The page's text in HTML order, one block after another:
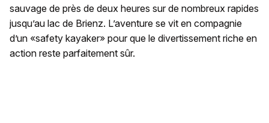
sauvage de près de deux heures sur de nombreux rapides
jusqu’au lac de Brienz. L’aventure se vit en compagnie
d’un «safety kayaker» pour que le divertissement riche en
action reste parfaitement sûr.